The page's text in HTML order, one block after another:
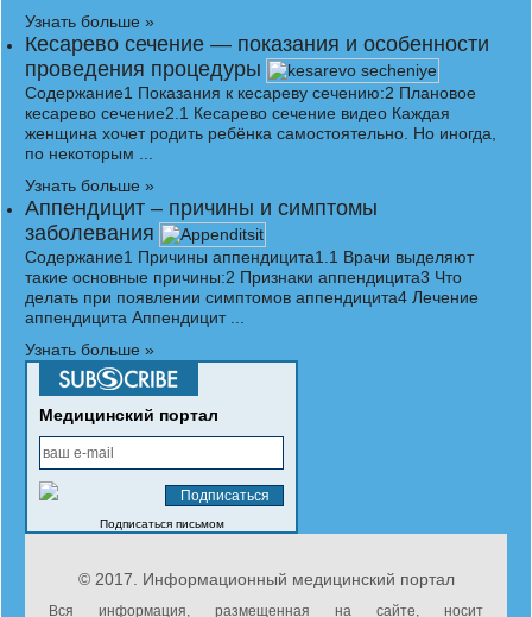
Узнать больше »
Кесарево сечение — показания и особенности
проведения процедуры
Содержание1 Показания к кесареву сечению:2 Плановое
кесарево сечение2.1 Кесарево сечение видео Каждая
женщина хочет родить ребёнка самостоятельно. Но иногда,
по некоторым ...
Узнать больше »
Аппендицит – причины и симптомы
заболевания
Содержание1 Причины аппендицита1.1 Врачи выделяют
такие основные причины:2 Признаки аппендицита3 Что
делать при появлении симптомов аппендицита4 Лечение
аппендицита Аппендицит ...
Узнать больше »
Медицинский портал
Подписаться письмом
© 2017. Информационный медицинский портал
Вся информация, размещенная на сайте, носит